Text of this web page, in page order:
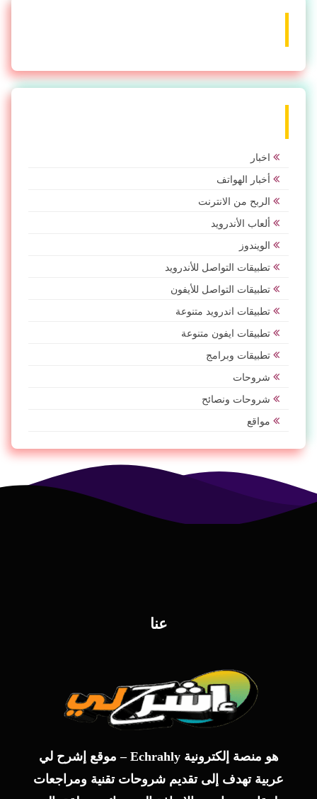
اخبار
أخبار الهواتف
الربح من الانترنت
ألعاب الأندرويد
الويندوز
تطبيقات التواصل للأندرويد
تطبيقات التواصل للأيفون
تطبيقات اندرويد متنوعة
تطبيقات ايفون متنوعة
تطبيقات وبرامج
شروحات
شروحات ونصائح
مواقع
عنا
موقع إشرح لي – Echrahly هو منصة إلكترونية
عربية تهدف إلى تقديم شروحات تقنية ومراجعات